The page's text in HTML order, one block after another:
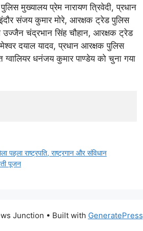
मुख्‍यालय प्रेम नारायण त्रिवेदी, प्रधान
इंदौर संजय कुमार मोरे, आरक्षक ट्रेड पुलिस
उज्‍जैन चंद्रभान सिंह चौहान, आरक्षक ट्रेड
दयाल यादव, प्रधान आरक्षक पुलिस
ग्‍वालियर धनंजय कुमार पाण्‍डेय को चुना गया
पहला राष्ट्रपति, राष्ट्रगान और संविधान
पूजन
Junction • Built with GeneratePress